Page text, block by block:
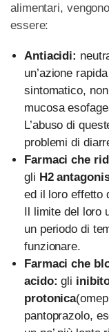
alimentari,
essere:
Antiacidi:
un’azione
sintomatico,
mucosa
L’abuso di
problemi di
Farmaci che
gli H2
ed il loro effetto
Il limite del loro
un periodo di
funzionare.
Farmaci che
acido: gli
protonica
pantoprazolo,